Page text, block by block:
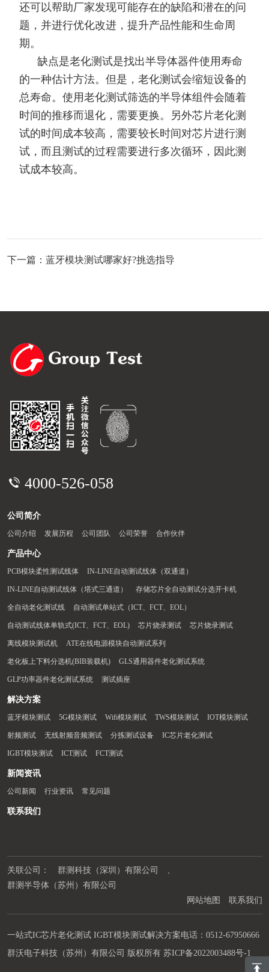
还可以帮助厂家发现可能存在的缺陷和潜在的问
题，并进行优化改进，提升产品性能和生命周
期。
缺点是老化测试是找出半导体器件使用寿命
的一种估计方法。但是，老化测试会缩短设备的
总寿命。使用老化测试筛选的半导体组件会随着
时间的推移而退化，需要更换。另外芯片老化测
试的时间成本较高，需要较长时间对芯片进行测
试，而且测试的过程需要进行多次循环，因此测
试成本较高。
下一篇：蓝牙模块测试哪家好?挑选指导
4000-526-058
公司简介
公司介绍 发展历程 公司团队 公司荣誉 合作伙伴
产品中心
PCB模块柔性测试线体 IN-LINE自动测试线体（双通道）
IN-LINE自动测试线体（塔式三通道） 存储芯片全自动测试分选开卡机
全自动老化测试线 自动测试单站式（ICT、FCT、EOL）
自动测试线体单轨式(ICT、FCT、EOL) 芯片烧录测试 芯片烧录测试
离线模块测试机 ATE在线电源模块自动测试系列
老化板上下料分选机(BIB装载机) GLS通用器件老化测试系统
GLP功率器件老化测试系统 测试插座
解决方案
蓝牙模块测试 5G模块测试 Wifi模块测试 TWS模块测试 IOT模块测试
射频测试 无线射频音频测试 分拣测试设备 IC芯片老化测试
IGBT模块测试 ICT测试 FCT测试
新闻资讯
公司新闻 行业资讯 常见问题
联系我们
关联公司： 群测科技（深圳）有限公司
、
群测半导体（苏州）有限公司
网站地图
联系我们
一站式IC芯片老化测试 IGBT模块测试解决方案电话：0512-67950666
群沃电子科技（苏州）有限公司 版权所有 苏ICP备2022003488号-1